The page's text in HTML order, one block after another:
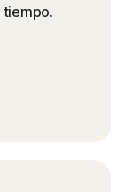
tiempo.